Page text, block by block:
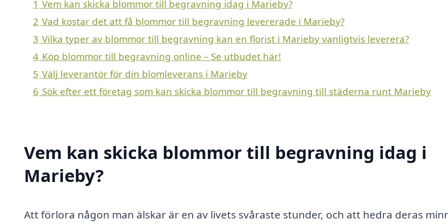
1 Vem kan skicka blommor till begravning idag i Marieby?
2 Vad kostar det att få blommor till begravning levererade i Marieby?
3 Vilka typer av blommor till begravning kan en florist i Marieby vanligtvis leverera?
4 Köp blommor till begravning online – Se utbudet här!
5 Välj leverantör för din blomleverans i Marieby
6 Sök efter ett företag som kan skicka blommor till begravning till städerna runt Marieby
Vem kan skicka blommor till begravning idag i
Marieby?
Att förlora någon man älskar är en av livets svåraste stunder, och att hedra deras